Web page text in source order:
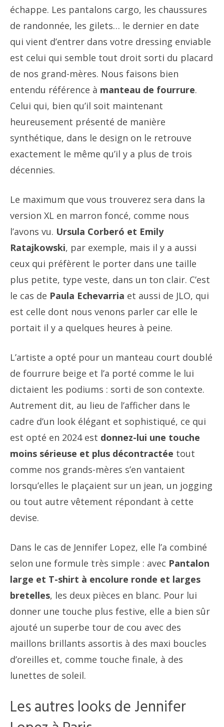
échappe. Les pantalons cargo, les chaussures
de randonnée, les gilets… le dernier en date
qui vient d’entrer dans votre dressing enviable
est celui qui semble tout droit sorti du placard
de nos grand-mères. Nous faisons bien
entendu référence à manteau de fourrure.
Celui qui, bien qu’il soit maintenant
heureusement présenté de manière
synthétique, dans le design on le retrouve
exactement le même qu’il y a plus de trois
décennies.
Le maximum que vous trouverez sera dans la
version XL en marron foncé, comme nous
l’avons vu. Ursula Corberó et Emily
Ratajkowski, par exemple, mais il y a aussi
ceux qui préfèrent le porter dans une taille
plus petite, type veste, dans un ton clair. C’est
le cas de Paula Echevarria et aussi de JLO, qui
est celle dont nous venons parler car elle le
portait il y a quelques heures à peine.
L’artiste a opté pour un manteau court doublé
de fourrure beige et l’a porté comme le lui
dictaient les podiums : sorti de son contexte.
Autrement dit, au lieu de l’afficher dans le
cadre d’un look élégant et sophistiqué, ce qui
est opté en 2024 est donnez-lui une touche
moins sérieuse et plus décontractée tout
comme nos grands-mères s’en vantaient
lorsqu’elles le plaçaient sur un jean, un jogging
ou tout autre vêtement répondant à cette
devise.
Dans le cas de Jennifer Lopez, elle l’a combiné
selon une formule très simple : avec Pantalon
large et T-shirt à encolure ronde et larges
bretelles, les deux pièces en blanc. Pour lui
donner une touche plus festive, elle a bien sûr
ajouté un superbe tour de cou avec des
maillons brillants assortis à des maxi boucles
d’oreilles et, comme touche finale, à des
lunettes de soleil.
Les autres looks de Jennifer